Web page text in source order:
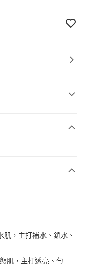
，主打補水、鎖水、
肌，主打透亮、勻